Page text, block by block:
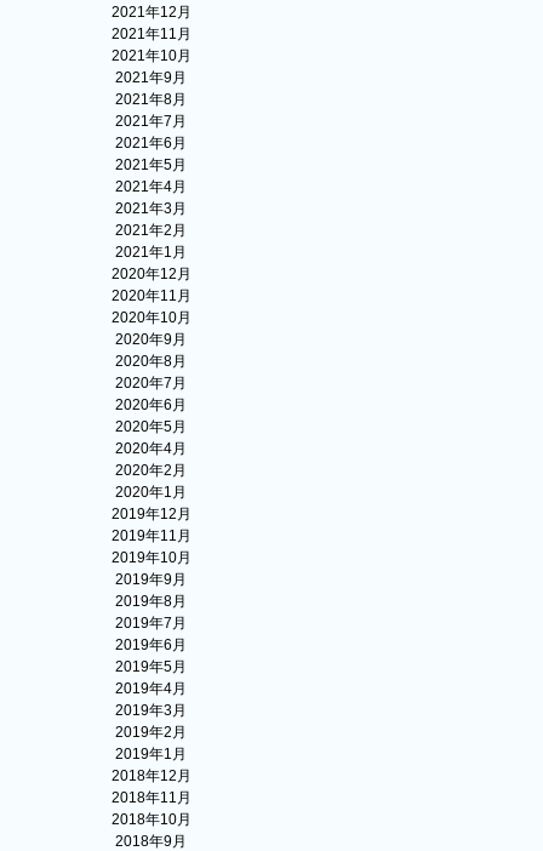
2021年12月
2021年11月
2021年10月
2021年9月
2021年8月
2021年7月
2021年6月
2021年5月
2021年4月
2021年3月
2021年2月
2021年1月
2020年12月
2020年11月
2020年10月
2020年9月
2020年8月
2020年7月
2020年6月
2020年5月
2020年4月
2020年2月
2020年1月
2019年12月
2019年11月
2019年10月
2019年9月
2019年8月
2019年7月
2019年6月
2019年5月
2019年4月
2019年3月
2019年2月
2019年1月
2018年12月
2018年11月
2018年10月
2018年9月